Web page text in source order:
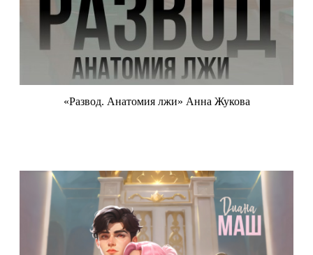
«Развод. Анатомия лжи» Анна Жукова